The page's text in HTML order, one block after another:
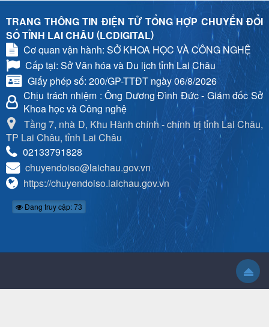
TRANG THÔNG TIN ĐIỆN TỬ TỔNG HỢP CHUYỂN ĐỔI
SỐ TỈNH LAI CHÂU (LCDIGITAL)
Cơ quan vận hành: SỞ KHOA HỌC VÀ CÔNG NGHỆ
Cấp tại: Sở Văn hóa và Du lịch tỉnh Lai Châu
Giấy phép số: 200/GP-TTĐT ngày 06/8/2026
Chịu trách nhiệm : Ông Dương Đình Đức - Giám đốc Sở
Khoa học và Công nghệ
Tầng 7, nhà D, Khu Hành chính - chính trị tỉnh Lai Châu,
TP Lai Châu, tỉnh Lai Châu
02133791828
chuyendoiso@laichau.gov.vn
https://chuyendoiso.laichau.gov.vn
Đang truy cập: 73